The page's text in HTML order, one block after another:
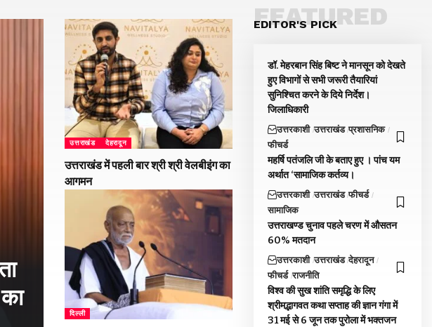
उत्तराखंड देहरादून
उत्तराखंड में पहली बार श्री श्री वेलबीइंग का
आगमन
दिल्ली
EDITOR'S PICK
FEATURED
डॉ. मेहरबान सिंह बिष्ट ने मानसून को देखते
हुए विभागों से सभी जरूरी तैयारियां
सुनिश्चित करने के दिये निर्देश।
जिलाधिकारी
उत्तरकाशी उत्तराखंड प्रशासनिक
फीचर्ड
महर्षि पतंजलि जी के बताए हुए । पांच यम
अर्थात ‘सामाजिक कर्तव्य।
उत्तरकाशी उत्तराखंड फीचर्ड
सामाजिक
उत्तराखण्ड चुनाव पहले चरण में औसतन
60% मतदान
उत्तरकाशी उत्तराखंड देहरादून
फीचर्ड राजनीति
विश्व की सुख शांति समृद्धि के लिए
श्रीमद्भागवत कथा सप्ताह की ज्ञान गंगा में
31 मई से 6 जून तक पुरोला में भक्तजन